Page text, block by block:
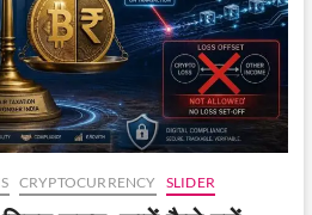
CRYPTOCURRENCY SLIDER